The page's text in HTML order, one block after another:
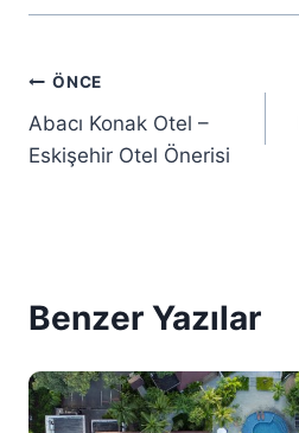
Yazı
gezinmesi
ÖNCE
Abacı Konak Otel –
Eskişehir Otel Önerisi
Benzer Yazılar